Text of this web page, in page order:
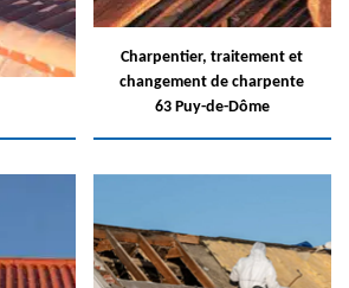
Charpentier, traitement et
changement de charpente
63 Puy-de-Dôme